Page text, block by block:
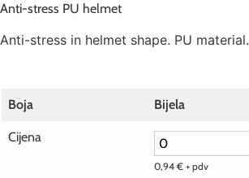
Anti-stress PU helmet
Anti-stress in helmet shape. PU material.
Boja Bijela
Cijena
0,94 € + pdv